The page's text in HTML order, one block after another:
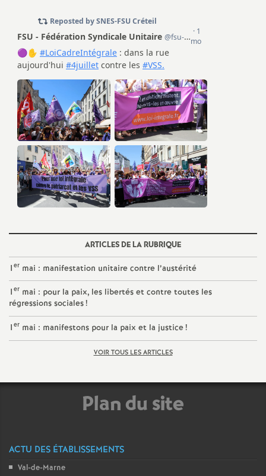
n
e
m
e
n
t
s
d
e
S
e
o
ARTICLES DE LA RUBRIQUE
1er mai : manifestation unitaire contre l’austérité
1er mai : pour la paix, les libertés et contre toutes les
régressions sociales!
1er mai : manifestons pour la paix et la justice!
VOIR TOUS LES ARTICLES
Plan du site
ACTU DES ÉTABLISSEMENTS
Val-de-Marne